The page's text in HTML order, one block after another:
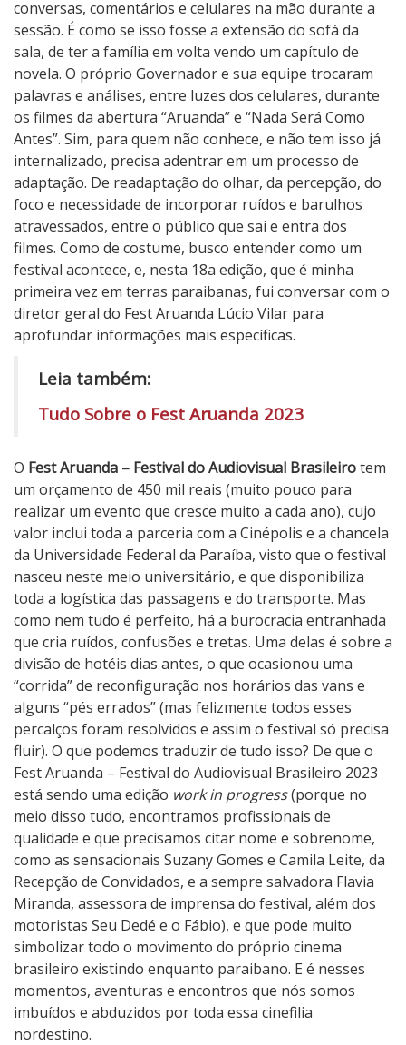
conversas, comentários e celulares na mão durante a
sessão. É como se isso fosse a extensão do sofá da
sala, de ter a família em volta vendo um capítulo de
novela. O próprio Governador e sua equipe trocaram
palavras e análises, entre luzes dos celulares, durante
os filmes da abertura “Aruanda” e “Nada Será Como
Antes”. Sim, para quem não conhece, e não tem isso já
internalizado, precisa adentrar em um processo de
adaptação. De readaptação do olhar, da percepção, do
foco e necessidade de incorporar ruídos e barulhos
atravessados, entre o público que sai e entra dos
filmes. Como de costume, busco entender como um
festival acontece, e, nesta 18a edição, que é minha
primeira vez em terras paraibanas, fui conversar com o
diretor geral do Fest Aruanda Lúcio Vilar para
aprofundar informações mais específicas.
Leia também:
Tudo Sobre o Fest Aruanda 2023
O Fest Aruanda – Festival do Audiovisual Brasileirotem
um orçamento de 450 mil reais (muito pouco para
realizar um evento que cresce muito a cada ano), cujo
valor inclui toda a parceria com a Cinépolis e a chancela
da Universidade Federal da Paraíba, visto que o festival
nasceu neste meio universitário, e que disponibiliza
toda a logística das passagens e do transporte. Mas
como nem tudo é perfeito, há a burocracia entranhada
que cria ruídos, confusões e tretas. Uma delas é sobre a
divisão de hotéis dias antes, o que ocasionou uma
“corrida” de reconfiguração nos horários das vans e
alguns “pés errados” (mas felizmente todos esses
percalços foram resolvidos e assim o festival só precisa
fluir). O que podemos traduzir de tudo isso? De que o
Fest Aruanda – Festival do Audiovisual Brasileiro 2023
está sendo uma edição work in progress(porque no
meio disso tudo, encontramos profissionais de
qualidade e que precisamos citar nome e sobrenome,
como as sensacionais Suzany Gomes e Camila Leite, da
Recepção de Convidados, e a sempre salvadora Flavia
Miranda, assessora de imprensa do festival, além dos
motoristas Seu Dedé e o Fábio), e que pode muito
simbolizar todo o movimento do próprio cinema
brasileiro existindo enquanto paraibano. E é nesses
momentos, aventuras e encontros que nós somos
imbuídos e abduzidos por toda essa cinefilia
nordestino.